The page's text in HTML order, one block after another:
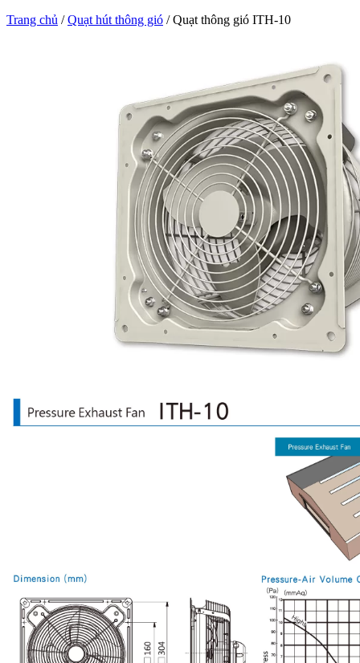
Trang chủ /Quạt hút thông gió /Quạt thông gió ITH-10